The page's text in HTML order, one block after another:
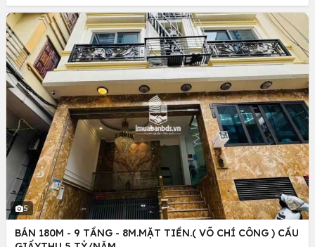
5
BÁN 180M - 9 TẦNG - 8M.MẶT TIỀN.( VÕ CHÍ CÔNG ) CẦU